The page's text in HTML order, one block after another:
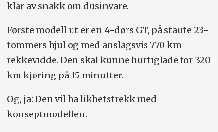
klar av snakk om dusinvare.
Første modell ut er en 4-dørs GT, på staute 23-
tommers hjul og med anslagsvis 770 km
rekkevidde. Den skal kunne hurtiglade for 320
km kjøring på 15 minutter.
Og, ja: Den vil ha likhetstrekk med
konseptmodellen.